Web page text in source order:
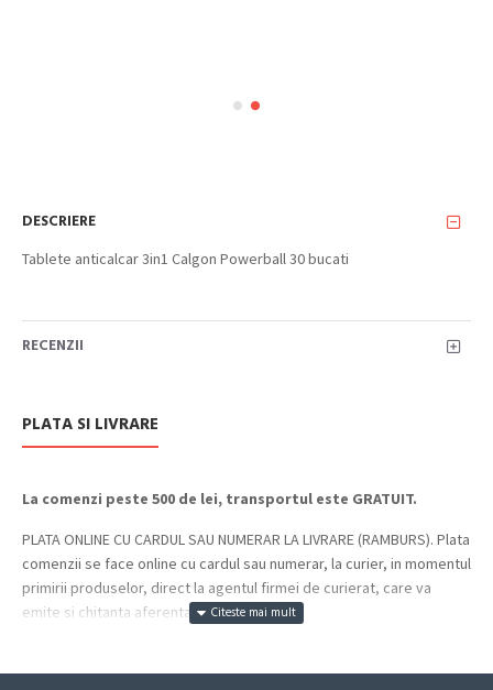
DESCRIERE
Tablete anticalcar 3in1 Calgon Powerball 30 bucati
RECENZII
PLATA SI LIVRARE
La comenzi peste 500 de lei, transportul este GRATUIT.
PLATA ONLINE CU CARDUL SAU NUMERAR LA LIVRARE (RAMBURS). Plata
comenzii se face online cu cardul sau numerar, la curier, in momentul
primirii produselor, direct la agentul firmei de curierat, care va
emite si chitanta aferenta incasarii.